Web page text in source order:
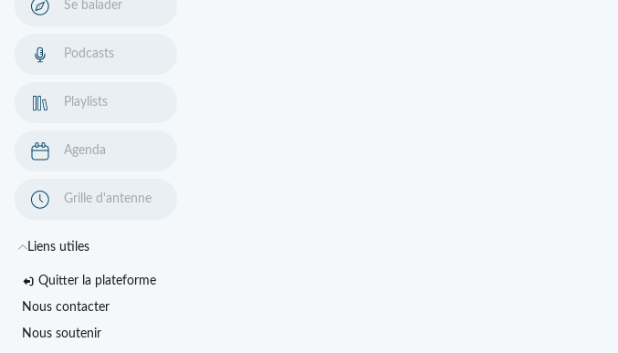
Se balader
Podcasts
Playlists
Agenda
Grille d'antenne
Liens utiles
Quitter la plateforme
Nous contacter
Nous soutenir